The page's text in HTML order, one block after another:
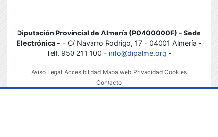
Diputación Provincial de Almería (P0400000F) - Sede
Electrónica - - C/ Navarro Rodrigo, 17 - 04001 Almería -
Telf. 950 211 100 - info@dipalme.org -
Aviso Legal Accesibilidad Mapa web Privacidad Cookies
Contacto